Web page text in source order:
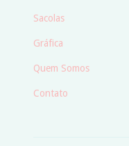
Sacolas
Gráfica
Quem Somos
Contato